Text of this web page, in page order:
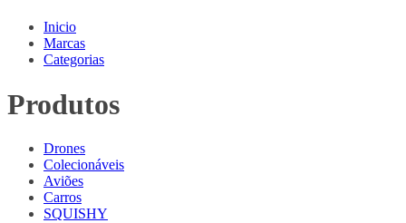
Inicio
Marcas
Categorias
Produtos
Drones
Colecionáveis
Aviões
Carros
SQUISHY